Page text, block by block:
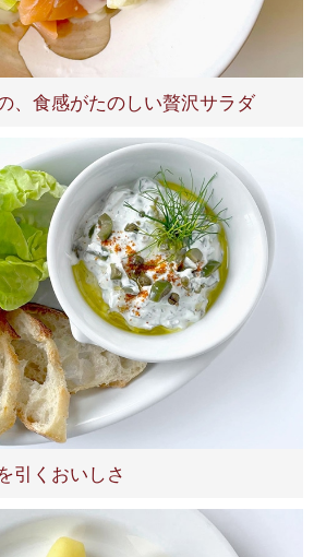
、食感がたのしい贅沢サラダ
引くおいしさ